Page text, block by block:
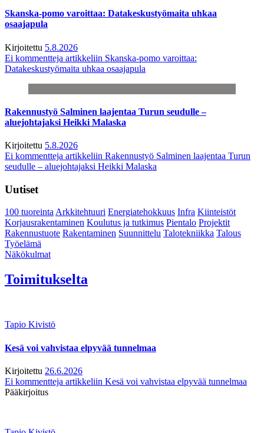
Skanska-pomo varoittaa: Datakeskustyömaita uhkaa
osaajapula
Kirjoitettu 5.8.2026
Ei kommentteja artikkeliin Skanska-pomo varoittaa:
Datakeskustyömaita uhkaa osaajapula
Rakennustyö Salminen laajentaa Turun seudulle –
aluejohtajaksi Heikki Malaska
Kirjoitettu 5.8.2026
Ei kommentteja artikkeliin Rakennustyö Salminen laajentaa Turun
seudulle – aluejohtajaksi Heikki Malaska
Uutiset
100 tuoreintaArkkitehtuuri Energiatehokkuus Infra Kiinteistöt
Korjausrakentaminen Koulutus ja tutkimus Pientalo Projektit
Rakennustuote Rakentaminen Suunnittelu Talotekniikka Talous
Työelämä
Näkökulmat
Toimitukselta
Tapio Kivistö
Kesä voi vahvistaa elpyvää tunnelmaa
Kirjoitettu 26.6.2026
Ei kommentteja artikkeliin Kesä voi vahvistaa elpyvää tunnelmaa
Pääkirjoitus